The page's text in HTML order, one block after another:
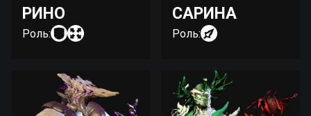
РИНО
Роль:
САРИНА
Роль: